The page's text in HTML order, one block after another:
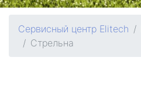
Сервисный центр Elitech
Стрельна